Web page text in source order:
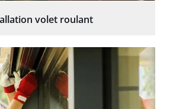
volet roulant